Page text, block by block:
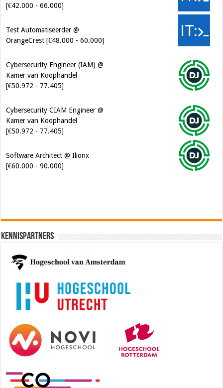
[€42.000 - 66.000]
Test Automatiseerder @
OrangeCrest [€48.000 - 60.000]
Cybersecurity Engineer (IAM) @
Kamer van Koophandel
[€50.972 - 77.405]
Cybersecurity CIAM Engineer @
Kamer van Koophandel
[€50.972 - 77.405]
Software Architect @ Ilionx
[€60.000 - 90.000]
Kennispartners